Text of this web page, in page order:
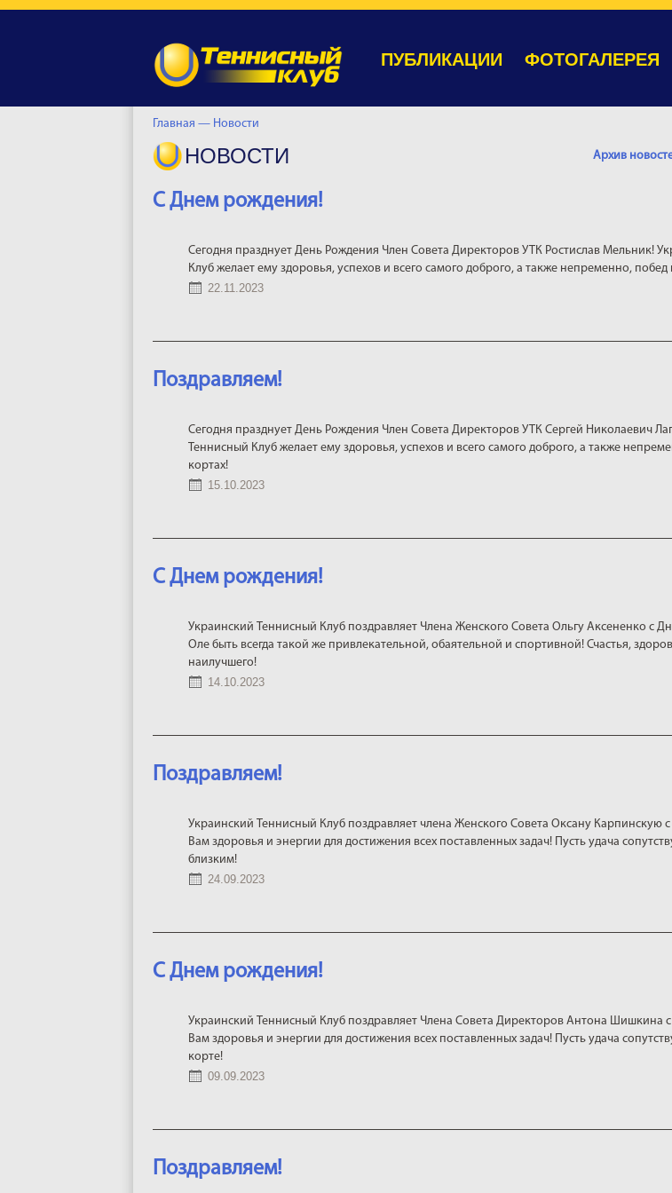
ПУБЛИКАЦИИ ФОТОГАЛЕРЕЯ
Главная — Новости
НОВОСТИ Архив
С Днем рождения!
Сегодня празднует День Рождения Член Совета Директоров УТК Ростислав Мельник!
Клуб желает ему здоровья, успехов и всего самого доброго, а также непременно, побед
22.11.2023
Поздравляем!
Сегодня празднует День Рождения Член Совета Директоров УТК Сергей Николаевич
Теннисный Клуб желает ему здоровья, успехов и всего самого доброго, а также
кортах!
15.10.2023
С Днем рождения!
Украинский Теннисный Клуб поздравляет Члена Женского Совета Ольгу Аксененко с
Оле быть всегда такой же привлекательной, обаятельной и спортивной! Счастья,
наилучшего!
14.10.2023
Поздравляем!
Украинский Теннисный Клуб поздравляет члена Женского Совета Оксану
Вам здоровья и энергии для достижения всех поставленных задач! Пусть удача
близким!
24.09.2023
С Днем рождения!
Украинский Теннисный Клуб поздравляет Члена Совета Директоров Антона Шишкина
Вам здоровья и энергии для достижения всех поставленных задач! Пусть удача
корте!
09.09.2023
Поздравляем!